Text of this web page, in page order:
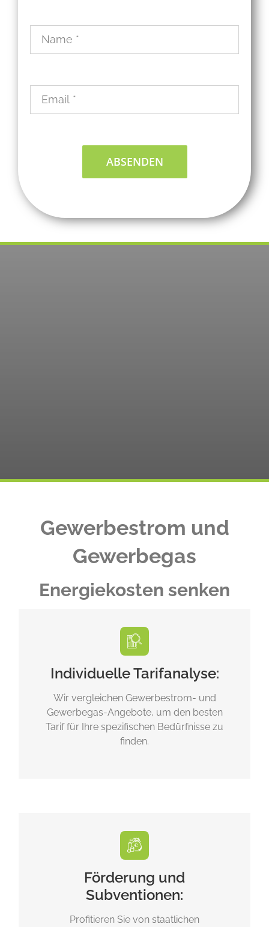
ABSENDEN
Gewerbestrom und
Gewerbegas
Energiekosten senken
Individuelle Tarifanalyse:
Wir vergleichen Gewerbestrom- und
Gewerbegas-Angebote, um den besten
Tarif für Ihre spezifischen Bedürfnisse zu
finden.
Förderung und
Subventionen:
Profitieren Sie von staatlichen